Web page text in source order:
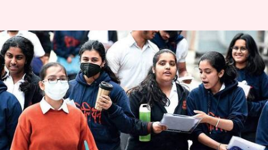
असम: फर्स्ट डिविजन में 12वीं पास
करने वाली लगभग 22,000 छात्राओं
को मिलेगी स्कूटी
लेखन मोना दीक्षित Aug 19, 2020 05:26 pm
क्या है खबर?